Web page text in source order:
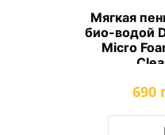
Мягкая
био-водой
Micro
690